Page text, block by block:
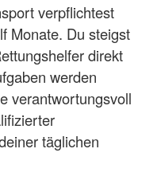
verpflichtest
Monate. Du steigst
direkt
werden
verantwortungsvoll
täglichen